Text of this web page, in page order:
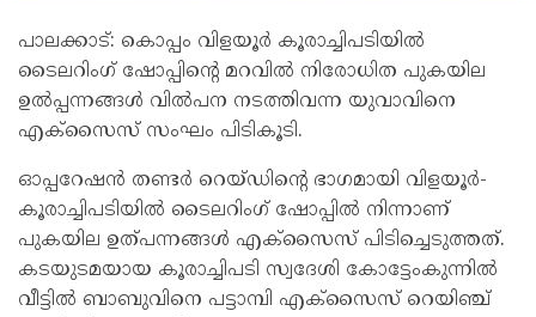
പാലക്കാട്: കൊപ്പം വിളയൂര്‍ കൂരാച്ചിപടിയില്‍
ടൈലറിംഗ് ഷോപ്പിന്റെ മറവില്‍ നിരോധിത പുകയില
ഉല്‍പ്പന്നങ്ങള്‍ വില്‍പന നടത്തിവന്ന യുവാവിനെ
എക്‌സൈസ് സംഘം പിടികൂടി.
ഓപ്പറേഷന്‍ തണ്ടര്‍ റെയ്ഡിന്റെ ഭാഗമായി വിളയൂര്‍-
കൂരാച്ചിപടിയില്‍ ടൈലറിംഗ് ഷോപ്പില്‍ നിന്നാണ്
പുകയില ഉത്പന്നങ്ങള്‍ എക്‌സൈസ് പിടിച്ചെടുത്തത്.
കടയുടമയായ കൂരാച്ചിപടി സ്വദേശി കോട്ടേംകുന്നില്‍
വീട്ടില്‍ ബാബുവിനെ പട്ടാമ്പി എക്‌സൈസ് റെയിഞ്ച്